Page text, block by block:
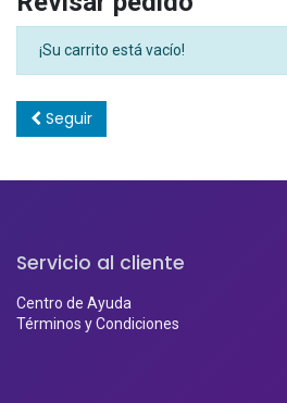
¡Su carrito está vacío!
Seguir
Servicio al cliente
Centro de Ayuda
Términos y Condiciones